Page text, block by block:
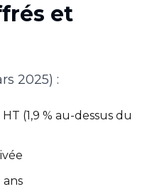
et
2025) :
(1,9 % au-dessus du
ans